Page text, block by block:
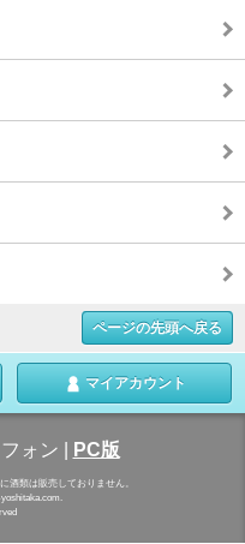
ページの先頭へ戻る
マイアカウント
ォン PC版
酒類は販売しておりません。